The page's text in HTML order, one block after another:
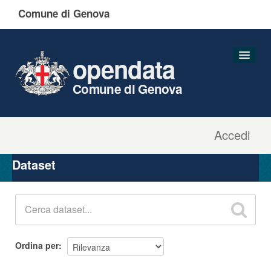
Comune di Genova
Accedi
opendata
Comune di Genova
Organizzazioni
Gruppi
Dataset
Ordina per